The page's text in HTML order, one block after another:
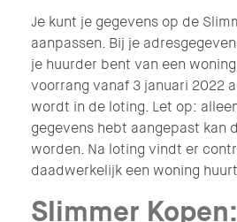
Je kunt je gegevens op de
aanpassen. Bij je
je huurder bent van een
voorrang vanaf 3 januari 2022
wordt in de loting. Let op:
gegevens hebt aangepast kan
worden. Na loting vindt er
daadwerkelijk een woning
Slimmer